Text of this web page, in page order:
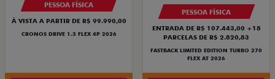
PESSOA FÍSICA
À VISTA A PARTIR DE R$ 99.990,00
CRONOS DRIVE 1.3 FLEX 4P 2026
PESSOA FÍSICA
ENTRADA DE R$ 107.443,00 +18
PARCELAS DE R$ 2.820,83
FASTBACK LIMITED EDITION TURBO 270
FLEX AT 2026